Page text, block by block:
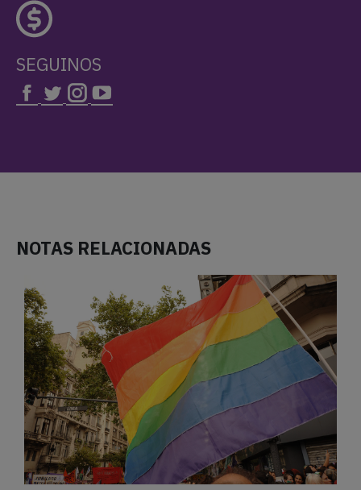
SEGUINOS
NOTAS RELACIONADAS